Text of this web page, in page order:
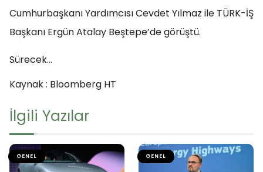
Cumhurbaşkanı Yardımcısı Cevdet Yılmaz ile TÜRK-İŞ
Başkanı Ergün Atalay Beştepe’de görüştü.
Sürecek…
Kaynak : Bloomberg HT
İlgili Yazılar
GENEL GENEL